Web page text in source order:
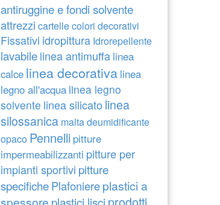
antiruggine e fondi solvente
attrezzi cartelle colori decorativi
Fissativi idropittura Idrorepellente
lavabile linea antimuffa linea
calce linea decorativa linea
legno all'acqua linea legno
solvente linea silicato linea
silossanica malta deumidificante
opaco Pennelli pitture
impermeabilizzanti pitture per
impianti sportivi pitture
specifiche Plafoniere plastici a
spessore plastici lisci